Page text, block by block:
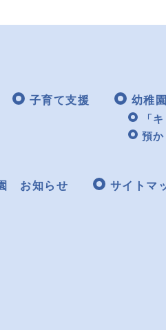
子育て支援 幼稚
「
預
お知らせ サイトマ